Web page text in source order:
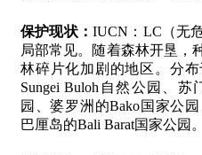
保护现状：IUCN：LC（无
局部常见。随着森林开垦，
林碎片化加剧的地区。分
Sungei Buloh自然公园、苏
园、婆罗洲的Bako国家公
巴厘岛的Bali Barat国家公园。